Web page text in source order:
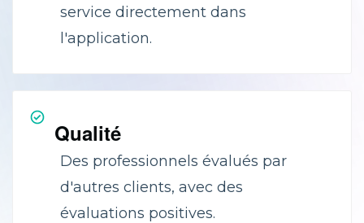
service directement dans
l'application.
Qualité
Des professionnels évalués par
d'autres clients, avec des
évaluations positives.